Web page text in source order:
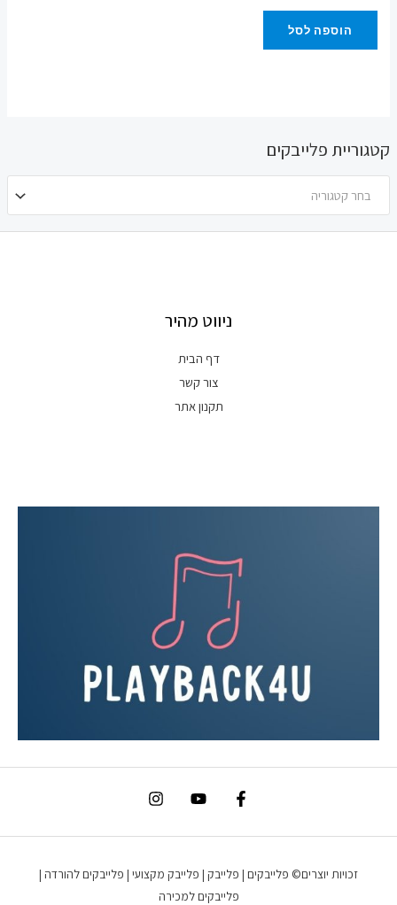
קטגוריית פלייבקים
בחר קטגוריה
הוספה לסל
ניווט מהיר
דף הבית
צור קשר
תקנון אתר
זכויות יוצרים© פלייבקים | פלייבק | פלייבק מקצועי | פלייבקים להורדה |
פלייבקים למכירה